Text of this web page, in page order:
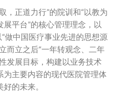
，正道力行”的院训和“以教为
平台”的核心管理理念，以
做中国医疗事业先进的思想源
而立之后“一年转观念、二年
发展目标，构建以业务技术
主要内容的现代医院管理体
的未来。